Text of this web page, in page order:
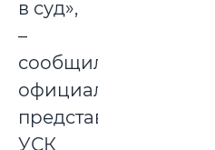
в суд»,
–
сообщила
официальный
представитель
УСК